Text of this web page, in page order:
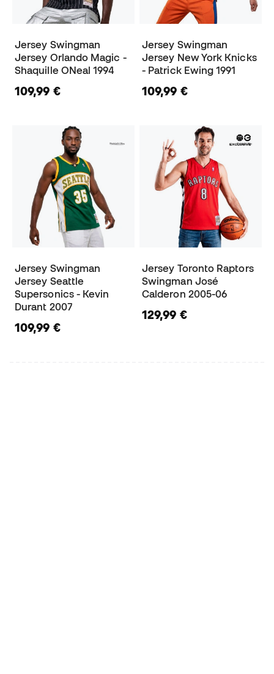
Jersey Swingman
Jersey Orlando Magic -
Shaquille ONeal 1994
109,99 €
Jersey Swingman
Jersey New York Knicks
- Patrick Ewing 1991
109,99 €
Jersey Swingman
Jersey Seattle
Supersonics - Kevin
Durant 2007
109,99 €
Jersey Toronto Raptors
Swingman José
Calderon 2005-06
129,99 €